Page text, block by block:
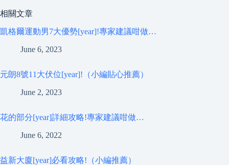
相關文章
凱格爾運動男7大優勢[year]!專家建議咁做…
June 6, 2023
元朗8號11大伏位[year]!（小編貼心推薦）
June 2, 2023
花的部分[year]詳細攻略!專家建議咁做…
June 6, 2022
益新大廈[year]必看攻略!（小編推薦）